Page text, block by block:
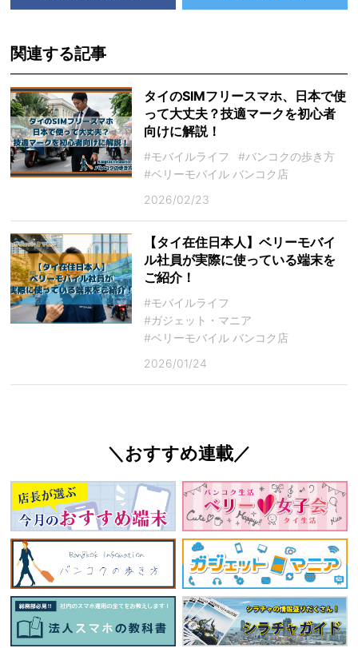
関連する記事
タイのSIMフリースマホ、日本で使
って大丈夫？技適マークを初心者
向けに解説！
#モバイルライフ
#バンコクの歩き方
#ベリーモバイル バンコク店
2026/02/23
【タイ在住日本人】ベリーモバイ
ル社員が実際に使っている端末を
ご紹介！
#モバイルライフ
#ガジェット・マニア
#ベリーモバイル バンコク店
2026/01/24
＼おすすめ連載／